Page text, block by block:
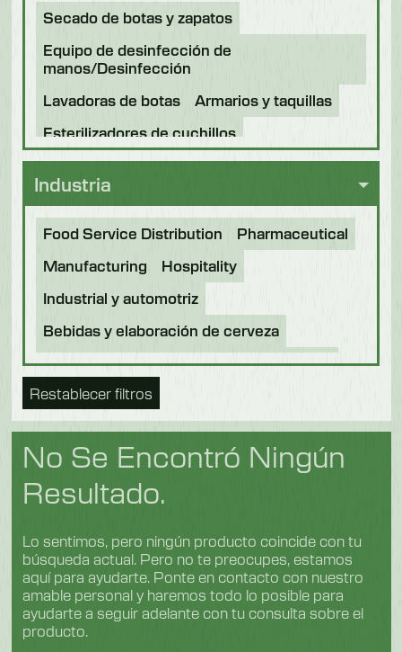
Secado de botas y zapatos
Equipo de desinfección de
manos/Desinfección
Lavadoras de botas
Armarios y taquillas
Esterilizadores de cuchillos
Industria
Food Service Distribution
Pharmaceutical
Manufacturing
Hospitality
Industrial y automotriz
Bebidas y elaboración de cerveza
Procesamiento de alimentos
Panadería
Future Foods
Chocolate
Confitería Lechería
Pescado
Frutas y verduras
Logística Carne y aves
Restablecer filtros
No Se Encontró Ningún
Resultado.
Lo sentimos, pero ningún producto coincide con tu
búsqueda actual. Pero no te preocupes, estamos
aquí para ayudarte. Ponte en contacto con nuestro
amable personal y haremos todo lo posible para
ayudarte a seguir adelante con tu consulta sobre el
producto.